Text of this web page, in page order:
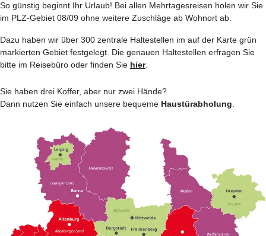
So günstig beginnt Ihr Urlaub! Bei allen Mehrtages­reisen holen wir Sie
im PLZ-Gebiet 08/09 ohne weitere Zuschläge ab Wohnort ab.
Dazu haben wir über 300 zentrale Haltestellen im auf der Karte grün
markierten Gebiet festgelegt. Die genauen Haltestellen erfragen Sie
bitte im Reisebüro oder finden Sie hier.
Sie haben drei Koffer, aber nur zwei Hände?
Dann nutzen Sie einfach unsere bequeme Haustürabholung.